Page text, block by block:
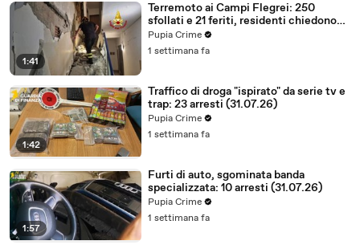
1:41
Terremoto ai Campi Flegrei: 250
sfollati e 21 feriti, residenti chiedono
certezze sul futuro (01.08.26)
Pupia Crime
1 settimana fa
1:42
Traffico di droga "ispirato" da serie tv e
trap: 23 arresti (31.07.26)
Pupia Crime
1 settimana fa
1:57
Furti di auto, sgominata banda
specializzata: 10 arresti (31.07.26)
Pupia Crime
1 settimana fa